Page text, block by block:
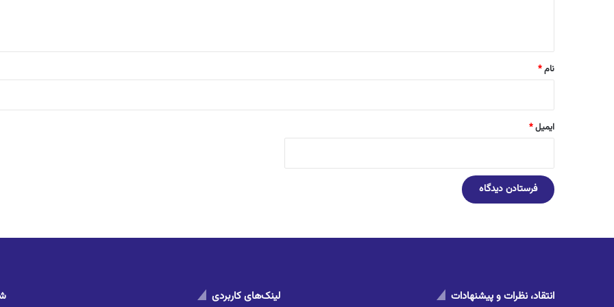
نام*
ایمیل*
انتقاد، نظرات و پیشنهادات لینک‌های کاربردی